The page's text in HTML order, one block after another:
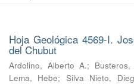
Hoja Geológica 4569-I.
del Chubut
Ardolino, Alberto A.;
Lema, Hebe; Silva Nieto,